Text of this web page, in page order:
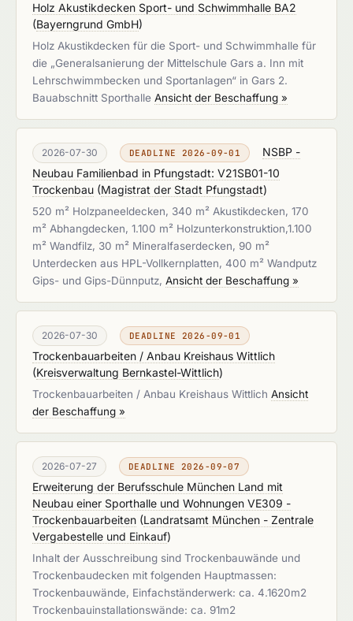
Holz Akustikdecken Sport- und Schwimmhalle BA2
(Bayerngrund GmbH)
Holz Akustikdecken für die Sport- und Schwimmhalle für
die „Generalsanierung der Mittelschule Gars a. Inn mit
Lehrschwimmbecken und Sportanlagen“ in Gars 2.
Bauabschnitt Sporthalle Ansicht der Beschaffung »
2026-07-30 DEADLINE 2026-09-01
NSBP -
Neubau Familienbad in Pfungstadt: V21SB01-10
Trockenbau (Magistrat der Stadt Pfungstadt)
520 m² Holzpaneeldecken, 340 m² Akustikdecken, 170
m² Abhangdecken, 1.100 m² Holzunterkonstruktion,1.100
m² Wandfilz, 30 m² Mineralfaserdecken, 90 m²
Unterdecken aus HPL-Vollkernplatten, 400 m² Wandputz
Gips- und Gips-Dünnputz, Ansicht der Beschaffung »
2026-07-30 DEADLINE 2026-09-01
Trockenbauarbeiten / Anbau Kreishaus Wittlich
(Kreisverwaltung Bernkastel-Wittlich)
Trockenbauarbeiten / Anbau Kreishaus Wittlich Ansicht
der Beschaffung »
2026-07-27 DEADLINE 2026-09-07
Erweiterung der Berufsschule München Land mit
Neubau einer Sporthalle und Wohnungen VE309 -
Trockenbauarbeiten (Landratsamt München - Zentrale
Vergabestelle und Einkauf)
Inhalt der Ausschreibung sind Trockenbauwände und
Trockenbaudecken mit folgenden Hauptmassen:
Trockenbauwände, Einfachständerwerk: ca. 4.1620m2
Trockenbauinstallationswände: ca. 91m2